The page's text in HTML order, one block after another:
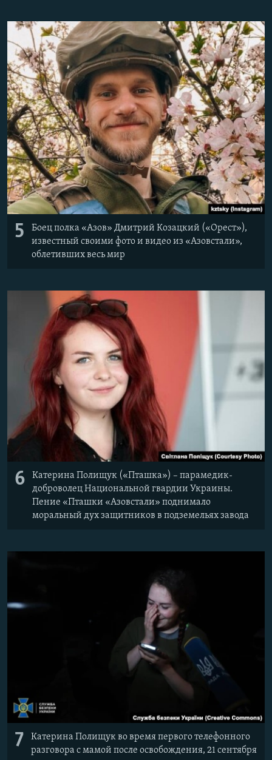
5
Боец полка «Азов» Дмитрий Козацкий («Орест»),
известный своими фото и видео из «Азовстали»,
облетивших весь мир
6
Катерина Полищук («Пташка») – парамедик-
доброволец Национальной гвардии Украины.
Пение «Пташки «Азовстали» поднимало
моральный дух защитников в подземельях завода
7
Катерина Полищук во время первого телефонного
разговора с мамой после освобождения, 21 сентября